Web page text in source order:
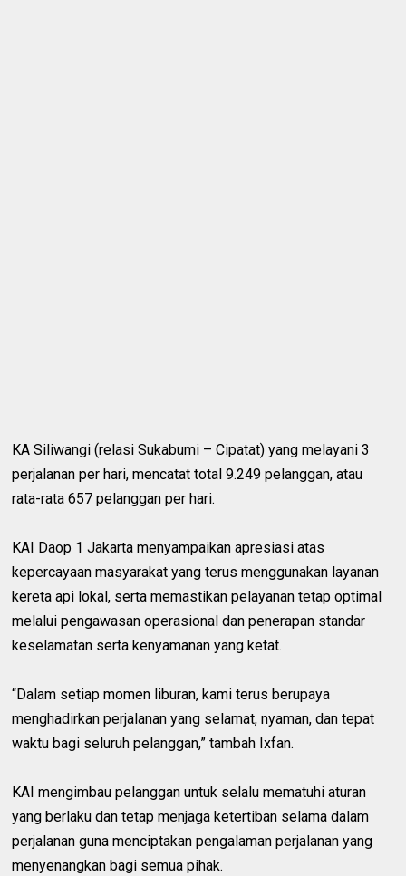
KA Siliwangi (relasi Sukabumi – Cipatat) yang melayani 3
perjalanan per hari, mencatat total 9.249 pelanggan, atau
rata-rata 657 pelanggan per hari.
KAI Daop 1 Jakarta menyampaikan apresiasi atas
kepercayaan masyarakat yang terus menggunakan layanan
kereta api lokal, serta memastikan pelayanan tetap optimal
melalui pengawasan operasional dan penerapan standar
keselamatan serta kenyamanan yang ketat.
“Dalam setiap momen liburan, kami terus berupaya
menghadirkan perjalanan yang selamat, nyaman, dan tepat
waktu bagi seluruh pelanggan,” tambah Ixfan.
KAI mengimbau pelanggan untuk selalu mematuhi aturan
yang berlaku dan tetap menjaga ketertiban selama dalam
perjalanan guna menciptakan pengalaman perjalanan yang
menyenangkan bagi semua pihak.